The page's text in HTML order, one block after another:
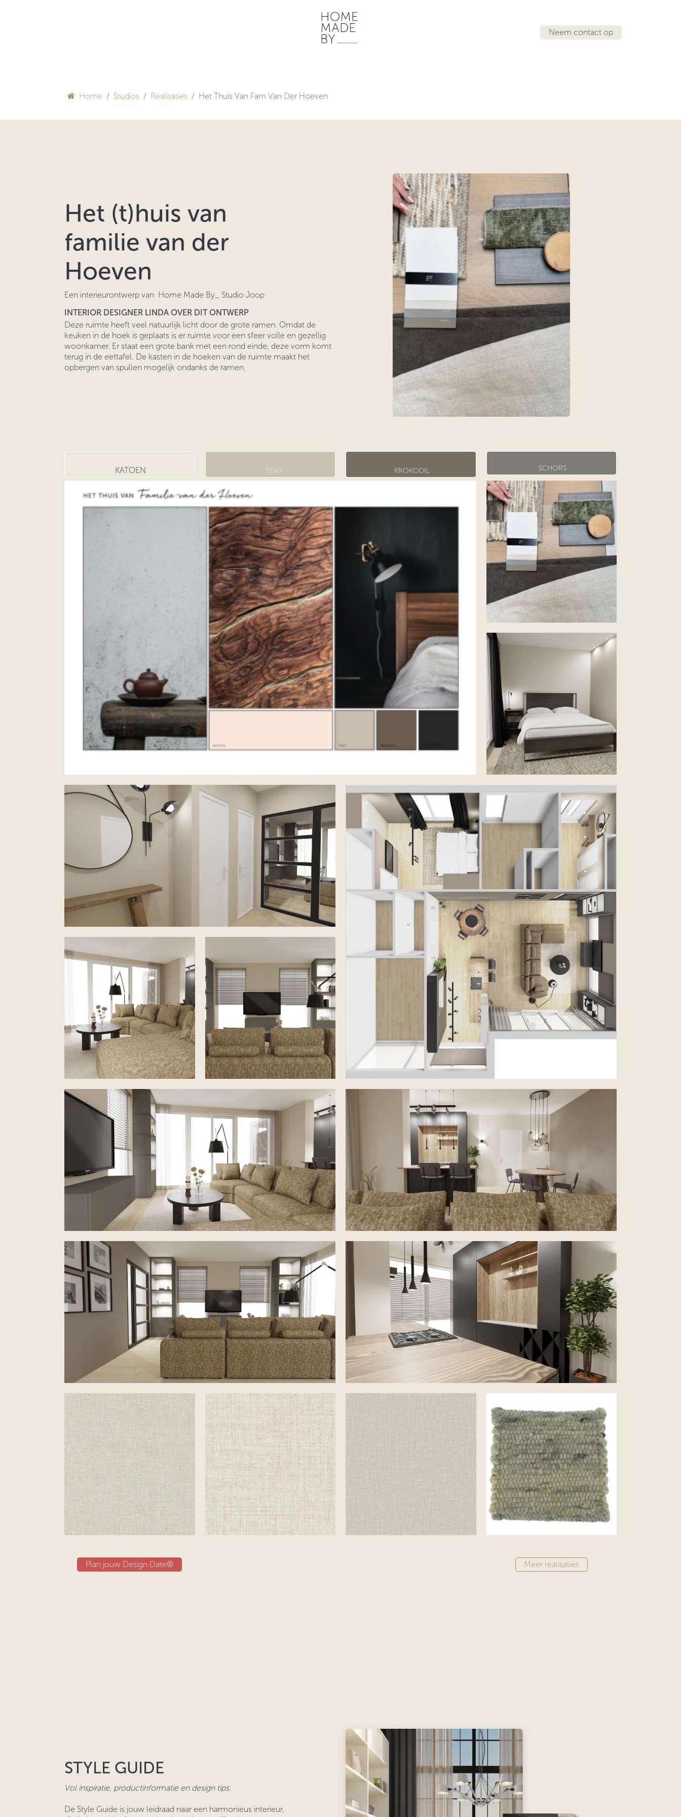
Neem contact op
Home Studios Realisaties Het Thuis Van Fam Van Der Hoeven
Het (t)huis van
familie van der
Hoeven
Een interieurontwerp van Home Made By_ Studio Joop
INTERIOR DESIGNER LINDA OVER DIT ONTWERP
Deze ruimte heeft veel natuurlijk licht door de grote ramen. Omdat de
keuken in de hoek is geplaats is er ruimte voor een sfeer volle en gezellig
woonkamer. Er staat een grote bank met een rond einde, deze vorm komt
terug in de eettafel. De kasten in de hoeken van de ruimte maakt het
opbergen van spullen mogelijk ondanks de ramen.
SCHORS
TENT
KATOEN KROKODIL
​​​​​​Meer realisaties
Plan jouw Design Date®
STYLE GUIDE
Vol inspiratie, productinformatie en design tips.
De Style Guide is jouw leidraad naar een harmonieus interieur,